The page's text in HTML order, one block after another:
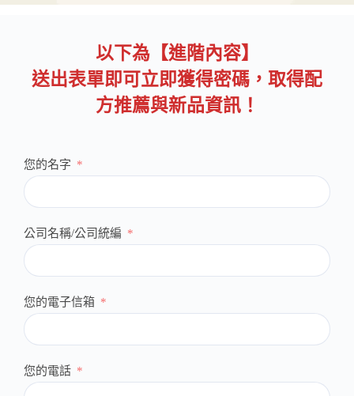
以下為【進階內容】
送出表單即可立即獲得密碼，取得配
方推薦與新品資訊！
您的名字
公司名稱/公司統編
您的電子信箱
您的電話